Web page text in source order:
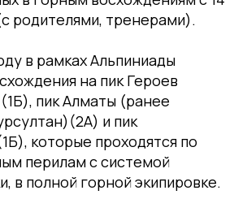
родителями, тренерами).
в рамках Альпиниады
на пик Героев
пик Алматы (ранее
и пик
которые проходятся по
перилам с системой
в полной горной экипировке.